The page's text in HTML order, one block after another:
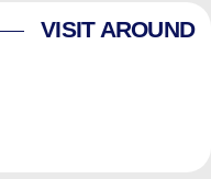
VISIT AROUND